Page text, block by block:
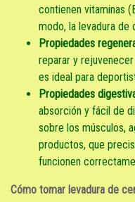
contienen vitaminas
modo, la levadura de
Propiedades
reparar y
es ideal para
Propiedades
absorción y fácil de
sobre los músculos,
productos, que
funcionen
Cómo tomar levadura de